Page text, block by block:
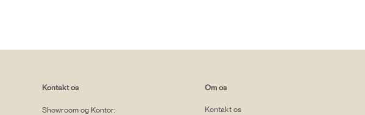
Kontakt os
Showroom og Kontor:
Om os
Kontakt os